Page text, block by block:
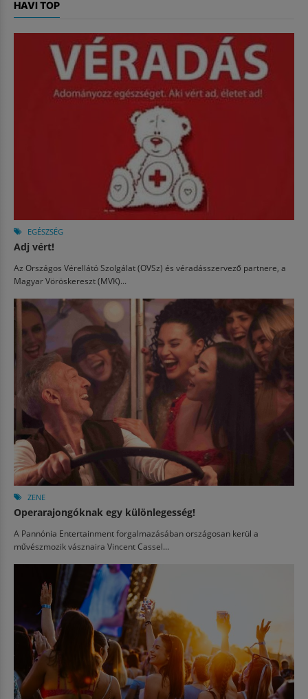
HAVI TOP
EGÉSZSÉG
Adj vért!
Az Országos Vérellátó Szolgálat (OVSz) és véradásszervező partnere, a
Magyar Vöröskereszt (MVK)...
ZENE
Operarajongóknak egy különlegesség!
A Pannónia Entertainment forgalmazásában országosan kerül a
művészmozik vásznaira Vincent Cassel...